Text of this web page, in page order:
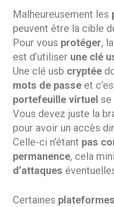
Malheureusement les
peuvent être la cible
Pour vous protéger,
est d’utiliser une clé
Une clé usb cryptée
mots de passe et
portefeuille virtuel se
Vous devez juste la
pour avoir un accès
Celle-ci n’étant pas
permanence, cela
d’attaques
Certaines